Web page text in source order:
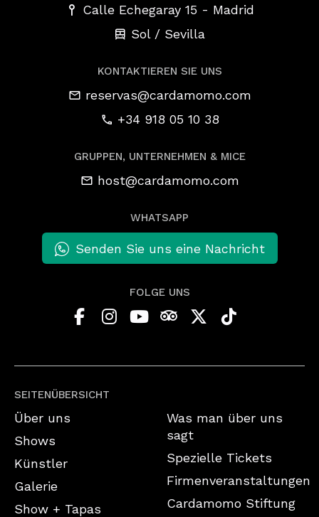
SEITENÜBERSICHT
Über uns
Shows
Künstler
Galerie
Show + Tapas
Was man über uns
sagt
Spezielle Tickets
Firmenveranstaltungen
Cardamomo Stiftung
Calle Echegaray 15 - Madrid
Sol / Sevilla
KONTAKTIEREN SIE UNS
reservas@cardamomo.com
+34 918 05 10 38
GRUPPEN, UNTERNEHMEN & MICE
host@cardamomo.com
WHATSAPP
Senden Sie uns eine Nachricht
FOLGE UNS